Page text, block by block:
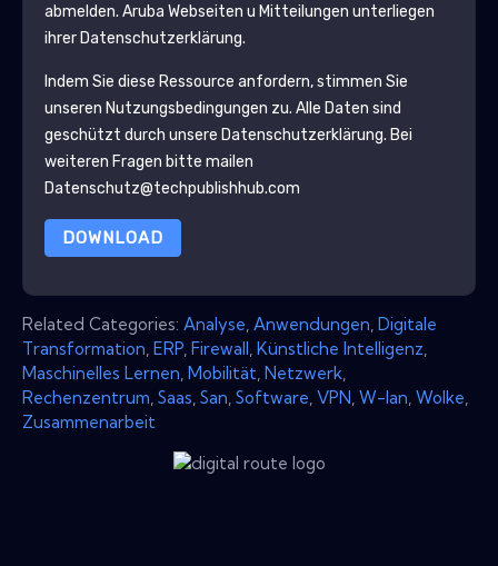
abmelden. Aruba Webseiten u Mitteilungen unterliegen
ihrer Datenschutzerklärung.
Indem Sie diese Ressource anfordern, stimmen Sie
unseren Nutzungsbedingungen zu. Alle Daten sind
geschützt durch unsere Datenschutzerklärung. Bei
weiteren Fragen bitte mailen
Datenschutz@techpublishhub.com
DOWNLOAD
Related Categories: Analyse Anwendungen Digitale
Transformation ERP Firewall Künstliche Intelligenz
Maschinelles Lernen Mobilität Netzwerk
Rechenzentrum Saas San Software VPN W-lan Wolke
Zusammenarbeit